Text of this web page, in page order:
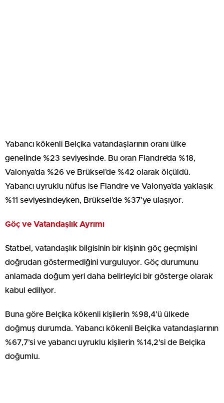
Yabancı kökenli Belçika vatandaşlarının oranı ülke
genelinde %23 seviyesinde. Bu oran Flandre’da %18,
Valonya’da %26 ve Brüksel’de %42 olarak ölçüldü.
Yabancı uyruklu nüfus ise Flandre ve Valonya’da yaklaşık
%11 seviyesindeyken, Brüksel’de %37’ye ulaşıyor.
Göç ve Vatandaşlık Ayrımı
Statbel, vatandaşlık bilgisinin bir kişinin göç geçmişini
doğrudan göstermediğini vurguluyor. Göç durumunu
anlamada doğum yeri daha belirleyici bir gösterge olarak
kabul ediliyor.
Buna göre Belçika kökenli kişilerin %98,4’ü ülkede
doğmuş durumda. Yabancı kökenli Belçika vatandaşlarının
%67,7’si ve yabancı uyruklu kişilerin %14,2’si de Belçika
doğumlu.